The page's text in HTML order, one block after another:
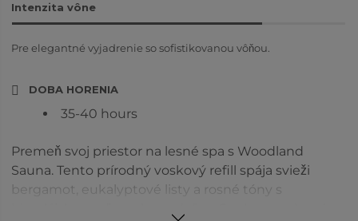
Intenzita vône
Pre elegantné vyjadrenie so sofistikovanou vôňou.
DOBA HORENIA
35-40 hours
Premeň svoj priestor na lesné spa s Woodland
Sauna. Tento prírodný voskový refill spája svieži
bergamot, eukalyptové listy a rosné tóny s